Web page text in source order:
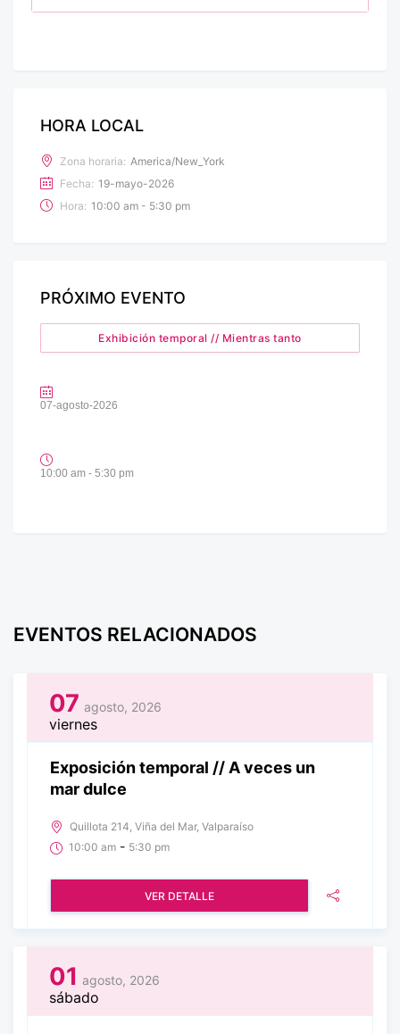
HORA LOCAL
Zona horaria: America/New_York
Fecha: 19-mayo-2026
Hora: 10:00 am - 5:30 pm
PRÓXIMO EVENTO
Exhibición temporal // Mientras tanto
07-agosto-2026
10:00 am - 5:30 pm
EVENTOS RELACIONADOS
07 agosto, 2026
viernes
Exposición temporal // A veces un
mar dulce
Quillota 214, Viña del Mar, Valparaíso
10:00 am - 5:30 pm
VER DETALLE
01 agosto, 2026
sábado